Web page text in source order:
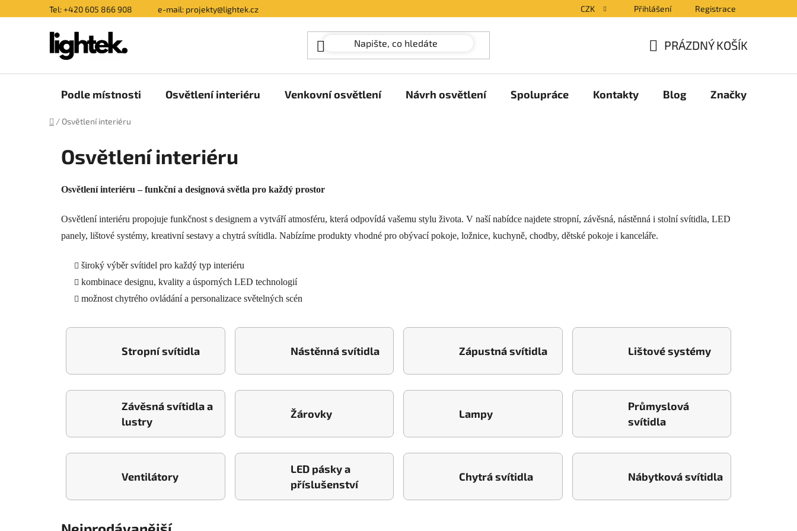
na
Tel: +420 605 866 908 e-mail: projekty@lightek.cz CZK Přihlášení Registrace
KOŠÍK
PRÁZDNÝ KOŠÍK
Podle místnosti Osvětlení interiéru Venkovní osvětlení Návrh osvětlení Spolupráce Kontakty Blog Značky
Domů
/ Osvětlení interiéru
Osvětlení interiéru
Osvětlení interiéru – funkční a designová světla pro každý prostor
Osvětlení interiéru propojuje funkčnost s designem a vytváří atmosféru, která odpovídá vašemu stylu života. V naší nabídce najdete stropní, závěsná, nástěnná i stolní svítidla, LED
panely, lištové systémy, kreativní sestavy a chytrá svítidla. Nabízíme produkty vhodné pro obývací pokoje, ložnice, kuchyně, chodby, dětské pokoje i kanceláře.
široký výběr svítidel pro každý typ interiéru
kombinace designu, kvality a úsporných LED technologií
možnost chytrého ovládání a personalizace světelných scén
Stropní svítidla Nástěnná svítidla Zápustná svítidla Lištové systémy
Závěsná svítidla a
lustry
Žárovky Lampy
Průmyslová
svítidla
Ventilátory
LED pásky a
příslušenství
Chytrá svítidla Nábytková svítidla